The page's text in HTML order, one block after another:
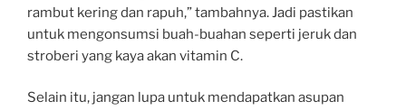
rambut kering dan rapuh,” tambahnya. Jadi pastikan
untuk mengonsumsi buah-buahan seperti jeruk dan
stroberi yang kaya akan vitamin C.
Selain itu, jangan lupa untuk mendapatkan asupan